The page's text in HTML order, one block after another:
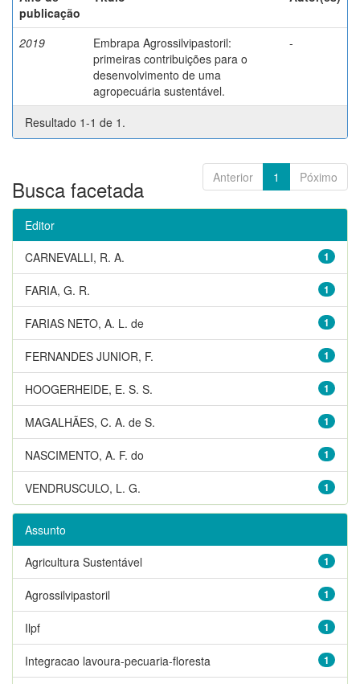
publicação
2019
Embrapa Agrossilvipastoril:
primeiras contribuições para o
desenvolvimento de uma
agropecuária sustentável.
-
Resultado 1-1 de 1.
Anterior 1 Póximo
Busca facetada
Editor
1
CARNEVALLI, R. A.
1
FARIA, G. R.
1
FARIAS NETO, A. L. de
1
FERNANDES JUNIOR, F.
1
HOOGERHEIDE, E. S. S.
1
MAGALHÃES, C. A. de S.
1
NASCIMENTO, A. F. do
1
VENDRUSCULO, L. G.
Assunto
1
Agricultura Sustentável
1
Agrossilvipastoril
1
Ilpf
1
Integracao lavoura-pecuaria-floresta